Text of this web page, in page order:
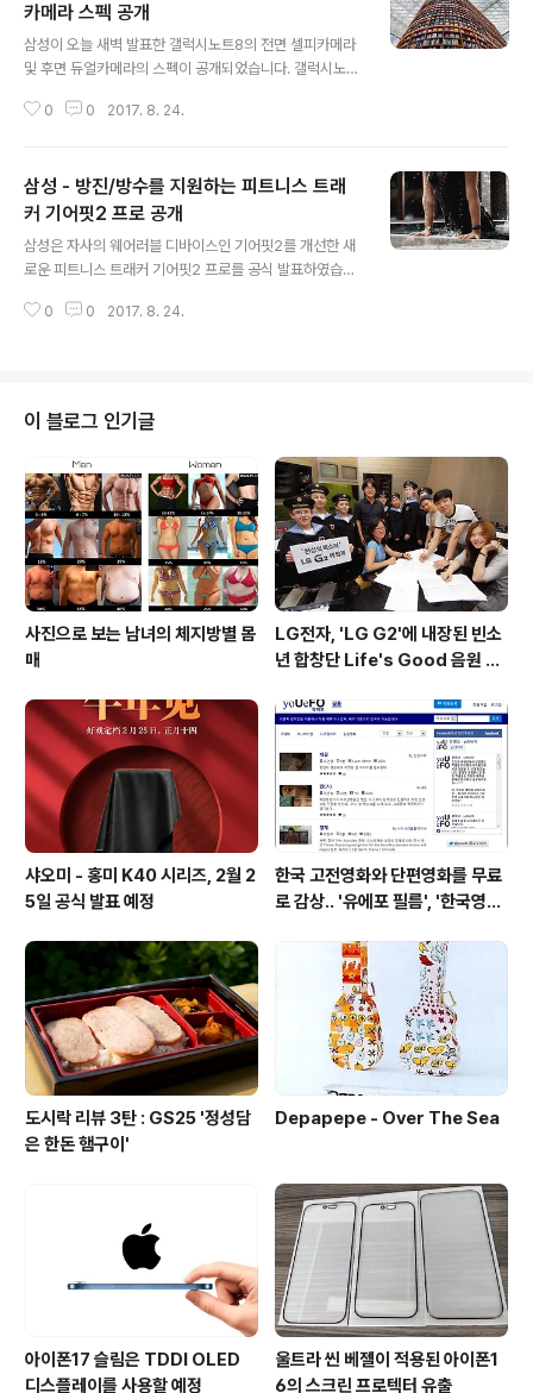
카메라 스펙 공개
삼성이 오늘 새벽 발표한 갤럭시노트8의 전면 셀피카메라
및 후면 듀얼카메라의 스펙이 공개되었습니다. 갤럭시노트
22µm 픽셀, 80도 광각)이며, 후면 듀얼 카메라는 듀얼픽
F2.4, 1.0µm, 45도 망원)을 사용하였습니다. 또한, 후면
카메라의 경우 광학식 2배줌과 디지털 10배줌, 듀얼 OIS
(광학식 손떨림 방지)를 지원하고 있으며, 촬영후에도 포커
스 영역을 조절해 배경심도를 자유롭게 조절할 수 있는 라
진까지 한 번에 찍을 수 있..
0 0 2017. 8. 24.
삼성 - 방진/방수를 지원하는 피트니스 트래
커 기어핏2 프로 공개
삼성은 자사의 웨어러블 디바이스인 기어핏2를 개선한 새
로운 피트니스 트래커 기어핏2 프로를 공식 발표하였습니
ED 디스플레이를 사용하고 있으며, 5ATM 방수를 지원해
M / 4GB ROM, GPS, 200mAh 배터리를 탑재한채 타
이젠OS를 기반으로 구동되어 안드로이드 및 iOS 모두를
지원하며, 기존에 제공하던 피트니스 트래커로서의 기본
기능외에도 뮤직 플레이어 기능과 시계 스타일의 밴드가
포함된채 199.99달러 판매될 예정입니다. 출처 : GSMAr
ena
0 0 2017. 8. 24.
이 블로그 인기글
사진으로 보는 남녀의 체지방별 몸
매
LG전자, 'LG G2'에 내장된 빈소
년 합창단 Life's Good 음원 공
샤오미 - 홍미 K40 시리즈, 2월 2
5일 공식 발표 예정
한국 고전영화와 단편영화를 무료
로 감상.. '유에포 필름', '한국영상
도시락 리뷰 3탄 : GS25 '정성담
은 한돈 햄구이'
Depapepe - Over The Sea
아이폰17 슬림은 TDDI OLED
디스플레이를 사용할 예정
울트라 씬 베젤이 적용된 아이폰1
6의 스크린 프로텍터 유출